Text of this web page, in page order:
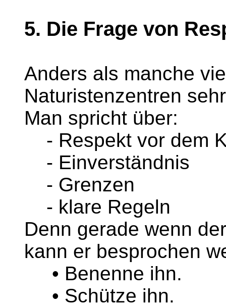
5. Die Frage von
Anders als manche
Naturistenzentren
Man spricht über:
- Respekt vor dem
- Einverständnis
- Grenzen
- klare Regeln
Denn gerade wenn
kann er besprochen
• Benenne ihn.
• Schütze ihn.